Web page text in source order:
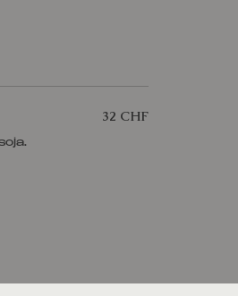
32 CHF